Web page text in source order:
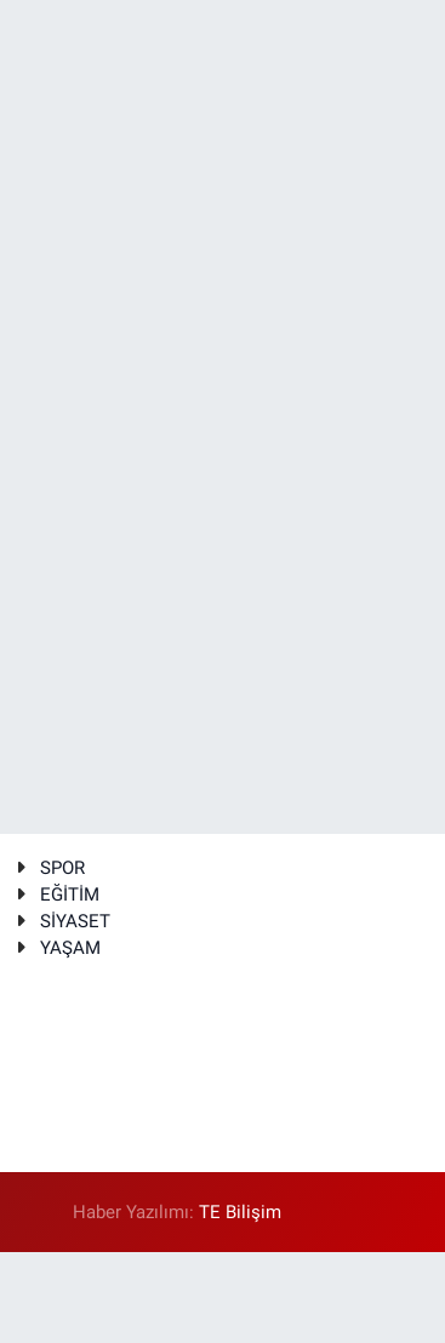
SPOR
EĞİTİM
SİYASET
YAŞAM
Haber Yazılımı:TE Bilişim